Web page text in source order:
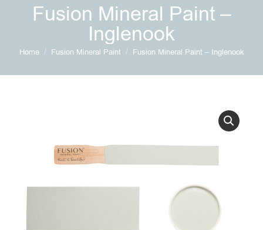
Fusion Mineral Paint –
Inglenook
You are here:
Home Fusion Mineral Paint Fusion Mineral Paint – Inglenook